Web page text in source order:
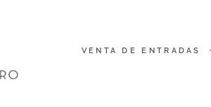
VENTA DE ENTRADAS